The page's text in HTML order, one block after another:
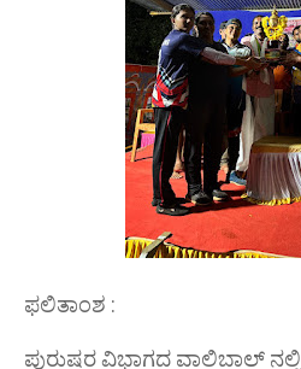
ಫಲಿತಾಂಶ :
ಪುರುಷರ ವಿಭಾಗದ ವಾಲಿಬಾಲ್ ನಲ್ಲಿ